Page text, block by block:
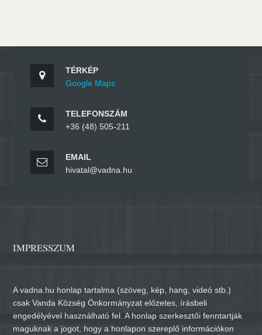
TÉRKÉP
Google Maps
TELEFONSZÁM
+36 (48) 505-211
EMAIL
hivatal@vadna.hu
IMPRESSZUM
A vadna.hu honlap tartalma (szöveg, kép, hang, videó stb.)
csak Vanda Község Önkormányzat előzetes, írásbeli
engedélyével használható fel. A honlap szerkesztői fenntartják
maguknak a jogot, hogy a honlapon szereplő információkon